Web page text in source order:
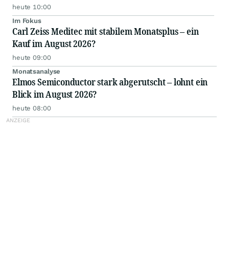
heute 10:00
Im Fokus
Carl Zeiss Meditec mit stabilem Monatsplus – ein
Kauf im August 2026?
heute 09:00
Monatsanalyse
Elmos Semiconductor stark abgerutscht – lohnt ein
Blick im August 2026?
heute 08:00